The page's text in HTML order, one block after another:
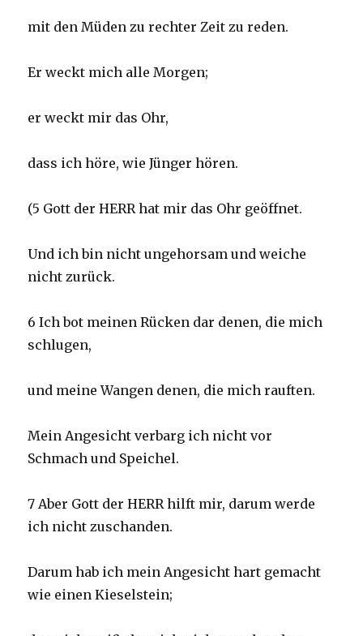
mit den Müden zu rechter Zeit zu reden.
Er weckt mich alle Morgen;
er weckt mir das Ohr,
dass ich höre, wie Jünger hören.
(5 Gott der HERR hat mir das Ohr geöffnet.
Und ich bin nicht ungehorsam und weiche
nicht zurück.
6 Ich bot meinen Rücken dar denen, die mich
schlugen,
und meine Wangen denen, die mich rauften.
Mein Angesicht verbarg ich nicht vor
Schmach und Speichel.
7 Aber Gott der HERR hilft mir, darum werde
ich nicht zuschanden.
Darum hab ich mein Angesicht hart gemacht
wie einen Kieselstein;